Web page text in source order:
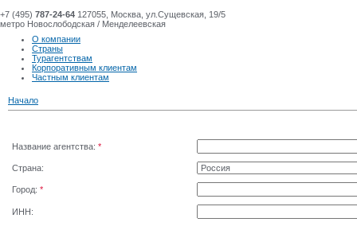
+7 (495) 787-24-64 127055, Москва, ул.Сущевская, 19/5
метро Новослободская / Менделеевская
О компании
Страны
Турагентствам
Корпоративным клиентам
Частным клиентам
Начало
Название агентства: *
Страна:
Город: *
ИНН: